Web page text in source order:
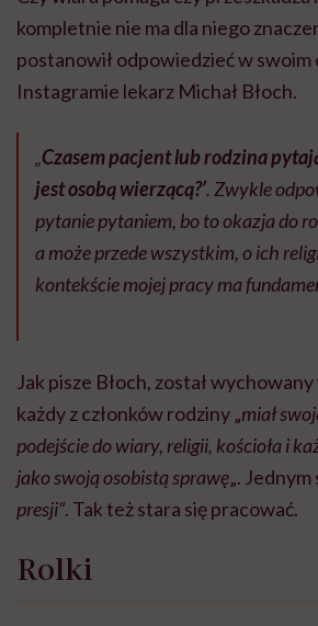
kompletnie nie ma dla niego
postanowił odpowiedzieć w
Instagramie lekarz Michał Błoch.
„Czasem pacjent lub rodzina
jest osobą wierzącą?’. Zwykle
pytanie pytaniem, bo to okazja do
a może przede wszystkim, o ich
kontekście mojej pracy ma
Jak pisze Błoch, został
każdy z członków rodziny „miał
podejście do wiary, religii, kościoła i
jako swoją osobistą sprawę„. Jednym
presji”. Tak też stara się pracować.
Rolki